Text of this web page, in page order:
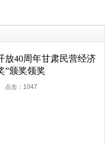
放40周年甘肃民营经济
”颁奖领奖
击： 1047